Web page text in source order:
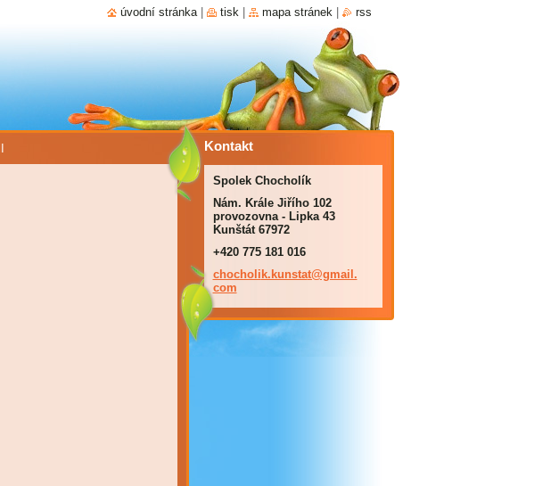
Kontakt
Spolek Chocholík
Nám. Krále Jiřího 102
provozovna - Lipka 43
Kunštát 67972
+420 775 181 016
chocholi k.kunstat@gmail.
com
úvodní stránka tisk mapa stránek rss